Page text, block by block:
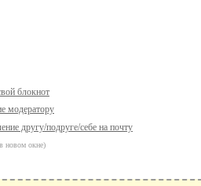
блокнот
модератору
другу/подруге/себе на почту
новом окне)